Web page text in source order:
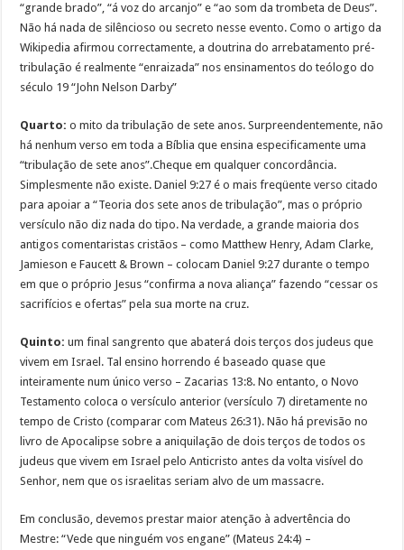
“grande brado”, “á voz do arcanjo” e “ao som da trombeta de Deus”.
Não há nada de silêncioso ou secreto nesse evento. Como o artigo da
Wikipedia afirmou correctamente, a doutrina do arrebatamento pré-
tribulação é realmente “enraizada” nos ensinamentos do teólogo do
século 19 “John Nelson Darby”
Quarto: o mito da tribulação de sete anos. Surpreendentemente, não
há nenhum verso em toda a Bíblia que ensina especificamente uma
“tribulação de sete anos”.Cheque em qualquer concordância.
Simplesmente não existe. Daniel 9:27 é o mais freqüente verso citado
para apoiar a “Teoria dos sete anos de tribulação”, mas o próprio
versículo não diz nada do tipo. Na verdade, a grande maioria dos
antigos comentaristas cristãos – como Matthew Henry, Adam Clarke,
Jamieson e Faucett & Brown – colocam Daniel 9:27 durante o tempo
em que o próprio Jesus “confirma a nova aliança” fazendo “cessar os
sacrifícios e ofertas” pela sua morte na cruz.
Quinto: um final sangrento que abaterá dois terços dos judeus que
vivem em Israel. Tal ensino horrendo é baseado quase que
inteiramente num único verso – Zacarias 13:8. No entanto, o Novo
Testamento coloca o versículo anterior (versículo 7) diretamente no
tempo de Cristo (comparar com Mateus 26:31). Não há previsão no
livro de Apocalipse sobre a aniquilação de dois terços de todos os
judeus que vivem em Israel pelo Anticristo antes da volta visível do
Senhor, nem que os israelitas seriam alvo de um massacre.
Em conclusão, devemos prestar maior atenção à advertência do
Mestre: “Vede que ninguém vos engane” (Mateus 24:4) –